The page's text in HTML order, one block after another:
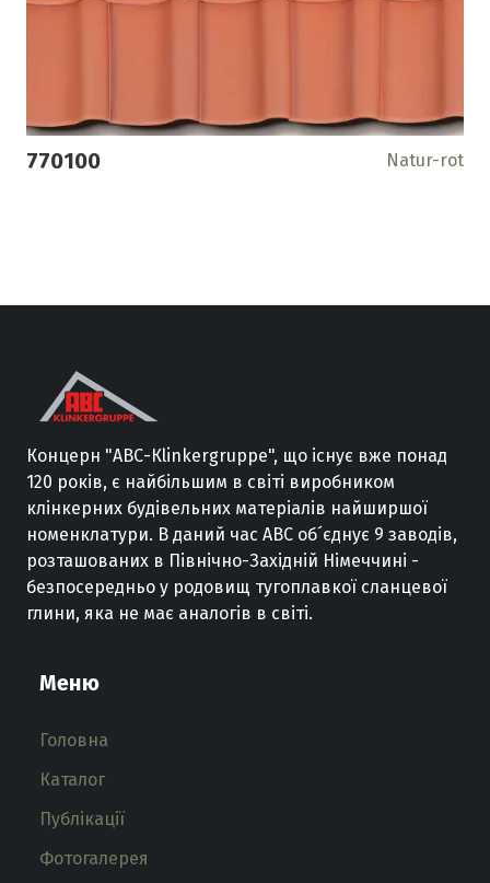
770100 Natur-rot
Концерн "АВС- Кlinkergruppe", що існує вже понад
120 років, є найбільшим в світі виробником
клінкерних будівельних матеріалів найширшої
номенклатури. В даний час ABC об´єднує 9 заводів,
розташованих в Північно-Західній Німеччині -
безпосередньо у родовищ тугоплавкої сланцевої
глини, яка не має аналогів в світі.
Меню
Головна
Каталог
Публікації
Фотогалерея